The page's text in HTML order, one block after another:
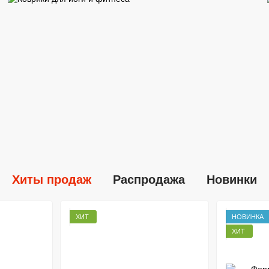
Хиты продаж Распродажа Новинки
ХИТ
НОВИНКА
ХИТ